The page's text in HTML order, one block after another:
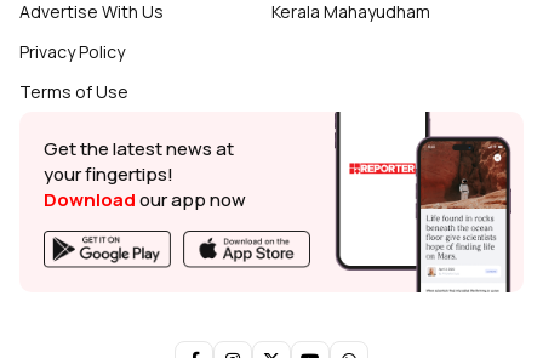
Advertise With Us
Privacy Policy
Terms of Use
Kerala Mahayudham
Get the latest news at
your fingertips!
Downloadour app now